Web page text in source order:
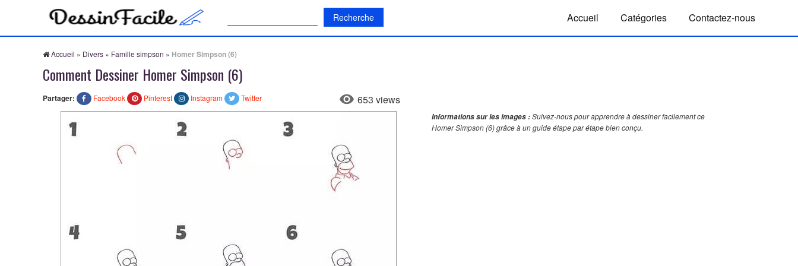
Accueil Catégories Contactez-nous
Accueil » Divers » Famille simpson » Homer Simpson (6)
Comment Dessiner Homer Simpson (6)
Partager: Facebook Pinterest Instagram Twitter 653 views
Informations sur les images :Suivez-nous pour apprendre à dessiner facilement ce
Homer Simpson (6) grâce à un guide étape par étape bien conçu.